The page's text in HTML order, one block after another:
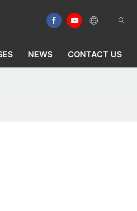
NEWS CONTACT US